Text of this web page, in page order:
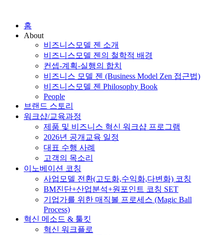
홈
About
비즈니스모델 젠 소개
비즈니스모델 젠의 철학적 배경
컨셉-계획-실행의 합치
비즈니스 모델 젠 (Business Model Zen 접근법)
비즈니스모델 젠 Philosophy Book
People
브랜드 스토리
워크샵/교육과정
제품 및 비즈니스 혁신 워크샵 프로그램
2026년 공개교육 일정
대표 수행 사례
고객의 목소리
이노베이션 코칭
사업모델 전환(고도화,수익화,다변화) 코칭
BM진단+산업분석+원포인트 코칭 SET
기업가를 위한 매직볼 프로세스 (Magic Ball
Process)
혁신 메소드 & 툴킷
혁신 워크플로